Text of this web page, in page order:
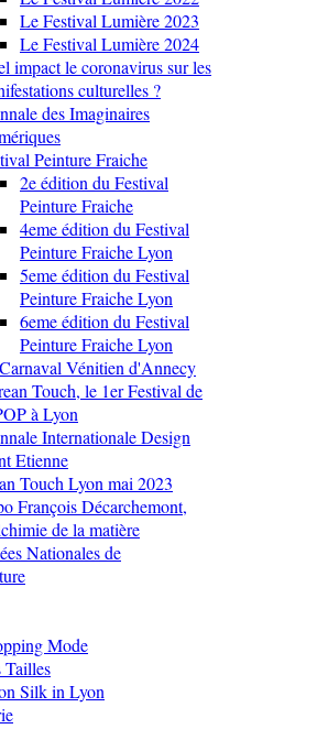
Le Festival Lumière 2023
Le Festival Lumière 2024
impact le coronavirus sur les
culturelles ?
des Imaginaires
Peinture Fraiche
2e édition du Festival
Peinture Fraiche
4eme édition du Festival
Peinture Fraiche Lyon
5eme édition du Festival
Peinture Fraiche Lyon
6eme édition du Festival
Peinture Fraiche Lyon
Vénitien d'Annecy
Touch, le 1er Festival de
à Lyon
Internationale Design
Etienne
Touch Lyon mai 2023
François Décarchemont,
de la matière
Nationales de
Mode
Tailles
Silk in Lyon